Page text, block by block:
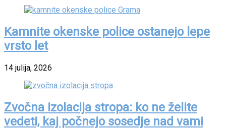
Kamnite okenske police ostanejo lepe
vrsto let
14 julija, 2026
Zvočna izolacija stropa: ko ne želite
vedeti, kaj počnejo sosedje nad vami